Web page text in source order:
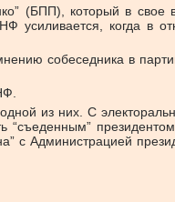
(БПП), который в свое
усиливается, когда в
собеседника в
из них. С
с Администрацией